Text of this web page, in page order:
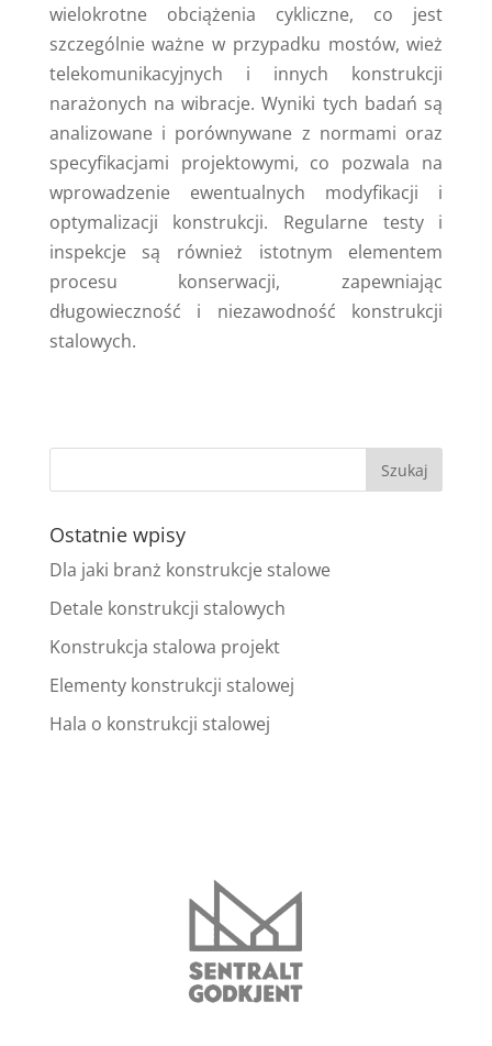
wielokrotne obciążenia cykliczne, co jest
szczególnie ważne w przypadku mostów, wież
telekomunikacyjnych i innych konstrukcji
narażonych na wibracje. Wyniki tych badań są
analizowane i porównywane z normami oraz
specyfikacjami projektowymi, co pozwala na
wprowadzenie ewentualnych modyfikacji i
optymalizacji konstrukcji. Regularne testy i
inspekcje są również istotnym elementem
procesu konserwacji, zapewniając
długowieczność i niezawodność konstrukcji
stalowych.
Ostatnie wpisy
Dla jaki branż konstrukcje stalowe
Detale konstrukcji stalowych
Konstrukcja stalowa projekt
Elementy konstrukcji stalowej
Hala o konstrukcji stalowej